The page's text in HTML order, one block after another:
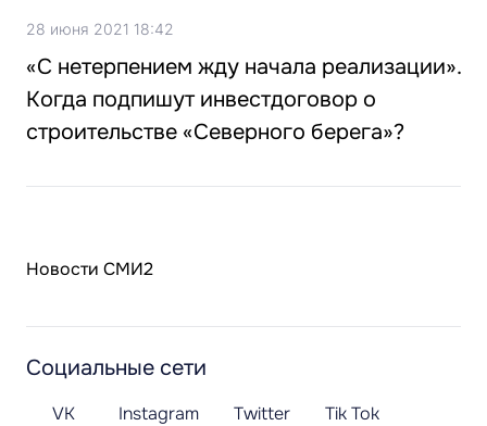
28 июня 2021 18:42
«С нетерпением жду начала реализации».
Когда подпишут инвестдоговор о
строительстве «Северного берега»?
Новости СМИ2
Социальные сети
VK Instagram Twitter
Tik Tok